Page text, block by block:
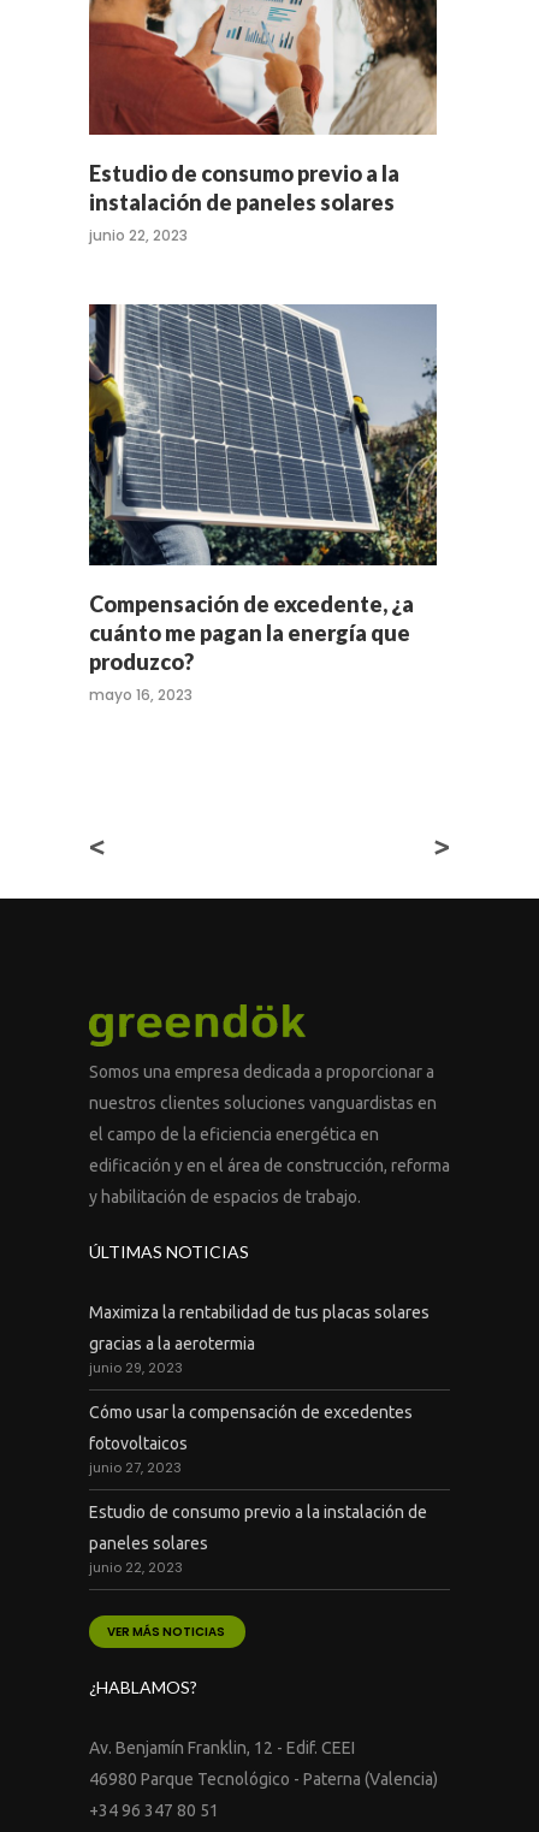
Estudio de consumo previo a la
instalación de paneles solares
junio 22, 2023
Compensación de excedente, ¿a
cuánto me pagan la energía que
produzco?
mayo 16, 2023
< >
Somos una empresa dedicada a proporcionar a
nuestros clientes soluciones vanguardistas en
el campo de la eficiencia energética en
edificación y en el área de construcción, reforma
y habilitación de espacios de trabajo.
ÚLTIMAS NOTICIAS
Maximiza la rentabilidad de tus placas solares
gracias a la aerotermia
junio 29, 2023
Cómo usar la compensación de excedentes
fotovoltaicos
junio 27, 2023
Estudio de consumo previo a la instalación de
paneles solares
junio 22, 2023
VER MÁS NOTICIAS
¿HABLAMOS?
Av. Benjamín Franklin, 12 - Edif. CEEI
46980 Parque Tecnológico - Paterna (Valencia)
+34 96 347 80 51